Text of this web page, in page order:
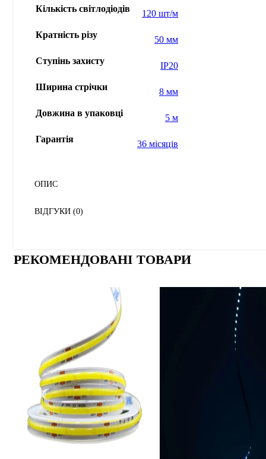
Кількість світлодіодів 120 шт/м
Кратність різу 50 мм
Ступінь захисту IP20
Ширина стрічки 8 мм
Довжина в упаковці 5 м
Гарантія 36 місяців
ОПИС
ВІДГУКИ (0)
РЕКОМЕНДОВАНІ ТОВАРИ